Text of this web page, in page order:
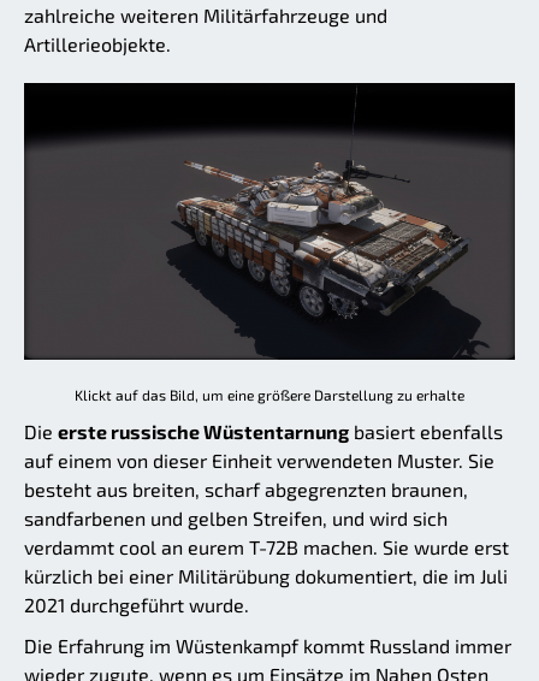
zahlreiche weiteren Militärfahrzeuge und
Artillerieobjekte.
Klickt auf das Bild, um eine größere Darstellung zu erhalte
Die erste russische Wüstentarnung basiert ebenfalls
auf einem von dieser Einheit verwendeten Muster. Sie
besteht aus breiten, scharf abgegrenzten braunen,
sandfarbenen und gelben Streifen, und wird sich
verdammt cool an eurem T-72B machen. Sie wurde erst
kürzlich bei einer Militärübung dokumentiert, die im Juli
2021 durchgeführt wurde.
Die Erfahrung im Wüstenkampf kommt Russland immer
wieder zugute, wenn es um Einsätze im Nahen Osten